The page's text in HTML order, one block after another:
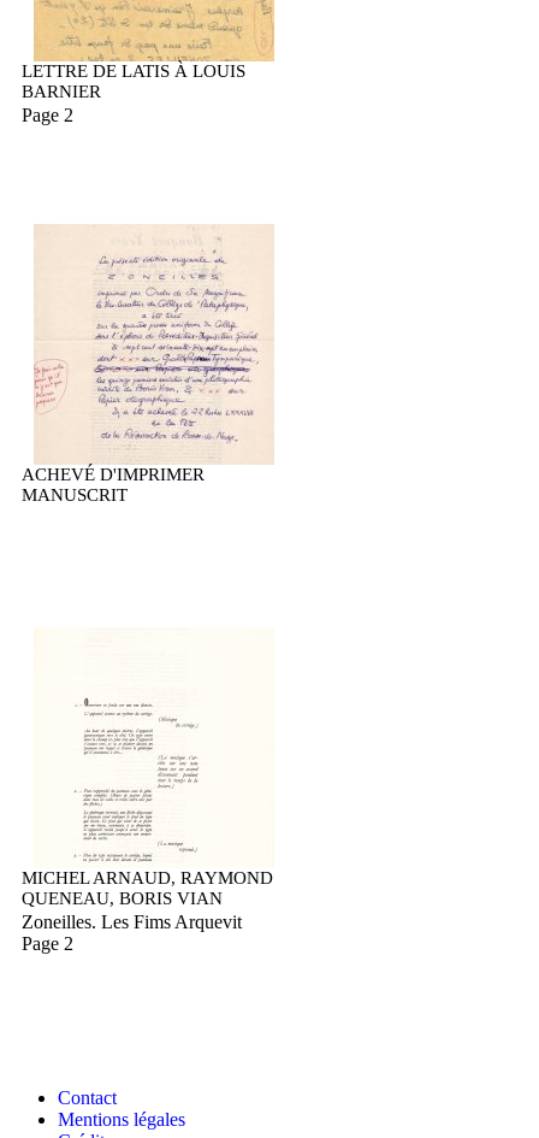
LETTRE DE LATIS À LOUIS
BARNIER
Page 2
ACHEVÉ D'IMPRIMER
MANUSCRIT
MICHEL ARNAUD, RAYMOND
QUENEAU, BORIS VIAN
Zoneilles. Les Fims Arquevit
Page 2
Contact
Mentions légales